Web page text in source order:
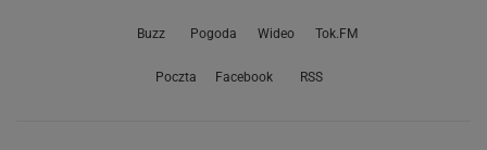
Buzz Pogoda Wideo Tok.FM
Poczta Facebook RSS